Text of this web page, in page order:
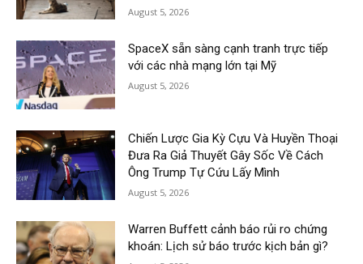
August 5, 2026
SpaceX sẵn sàng cạnh tranh trực tiếp
với các nhà mạng lớn tại Mỹ
August 5, 2026
Chiến Lược Gia Kỳ Cựu Và Huyền Thoại
Đưa Ra Giả Thuyết Gây Sốc Về Cách
Ông Trump Tự Cứu Lấy Mình
August 5, 2026
Warren Buffett cảnh báo rủi ro chứng
khoán: Lịch sử báo trước kịch bản gì?